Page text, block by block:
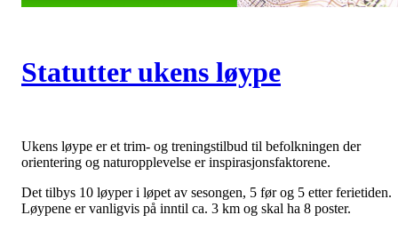
Statutter ukens løype
Ukens løype er et trim- og treningstilbud til befolkningen der
orientering og naturopplevelse er inspirasjonsfaktorene.
Det tilbys 10 løyper i løpet av sesongen, 5 før og 5 etter ferietiden.
Løypene er vanligvis på inntil ca. 3 km og skal ha 8 poster.